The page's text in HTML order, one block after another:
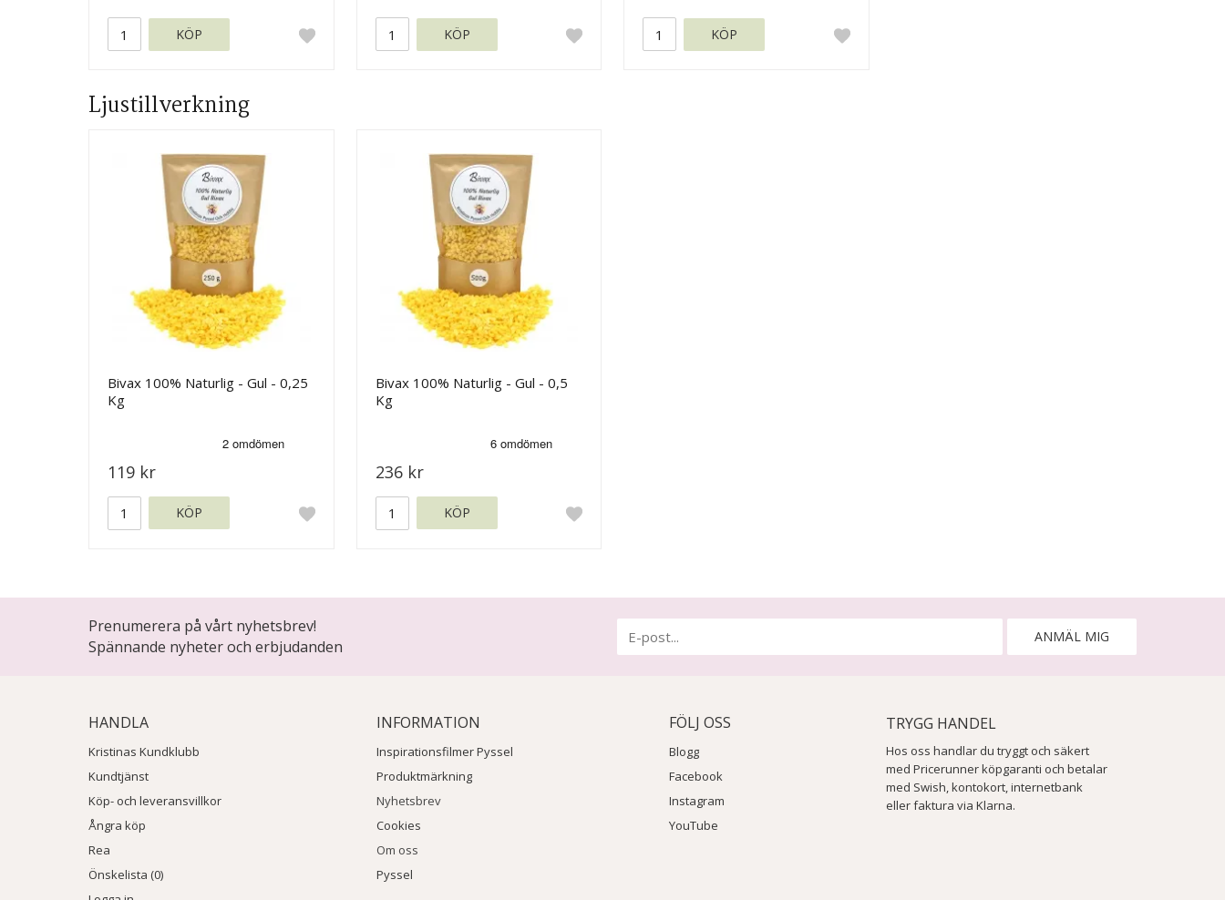
KÖP KÖP KÖP
Ljustillverkning
Bivax 100% Naturlig - Gul - 0,25
Kg
119 kr
KÖP
Bivax 100% Naturlig - Gul - 0,5
Kg
236 kr
KÖP
Prenumerera på vårt nyhetsbrev!
Spännande nyheter och erbjudanden
ANMÄL MIG
HANDLA
Kristinas Kundklubb
Kundtjänst
Köp- och leveransvillkor
Ångra köp
Rea
Önskelista (0)
INFORMATION
Inspirationsfilmer Pyssel
Produktmärkning
Nyhetsbrev
Cookies
Om oss
Pyssel
FÖLJ OSS
Blogg
Facebook
Instagram
YouTube
TRYGG HANDEL
Hos oss handlar du tryggt och säkert
med Pricerunner köpgaranti och betalar
med Swish, kontokort, internetbank
eller faktura via Klarna.